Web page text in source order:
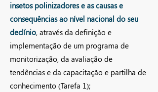
insetos polinizadores e as causas e
consequências ao nível nacional do seu
declínio, através da definição e
implementação de um programa de
monitorização, da avaliação de
tendências e da capacitação e partilha de
conhecimento (Tarefa 1);